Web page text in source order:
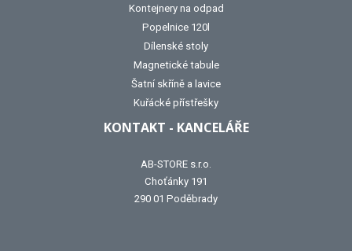
Kontejnery na odpad
Popelnice 120l
Dílenské stoly
Magnetické tabule
Šatní skříně a lavice
Kuřácké přístřešky
KONTAKT - KANCELÁŘE
AB-STORE s.r.o.
Choťánky 191
290 01 Poděbrady